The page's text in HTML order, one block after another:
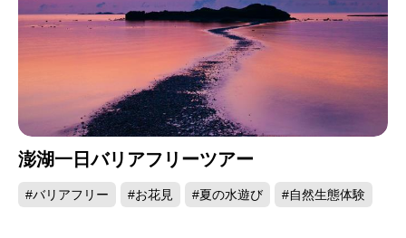
ぞれの景観が発達してきました。そのため、自然
生態や地質の観賞、歴史探検、スキューバーダイ
ビング、古跡めぐり、レジャー活動など、旅人の
ニーズに合った楽しみ方が満喫できます。
澎湖
中国大陸と台湾海峡の間に位置する澎湖は90にも
澎湖一日バリアフリーツアー
#バリアフリー #お花見 #夏の水遊び #自然生態体験